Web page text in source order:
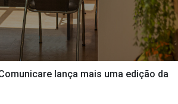
lança mais uma edição da